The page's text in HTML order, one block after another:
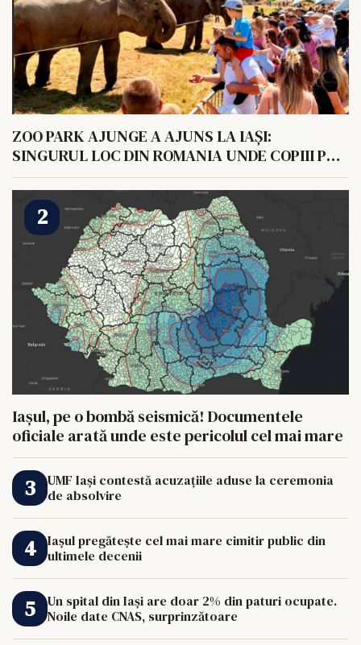
ZOO PARK AJUNGE A AJUNS LA IAȘI:
SINGURUL LOC DIN ROMANIA UNDE COPIII POT
HRANI UN ELEFANT
Iașul, pe o bombă seismică! Documentele
oficiale arată unde este pericolul cel mai mare
UMF Iași contestă acuzațiile aduse la ceremonia
de absolvire
Iașul pregătește cel mai mare cimitir public din
ultimele decenii
Un spital din Iași are doar 2% din paturi ocupate.
Noile date CNAS, surprinzătoare